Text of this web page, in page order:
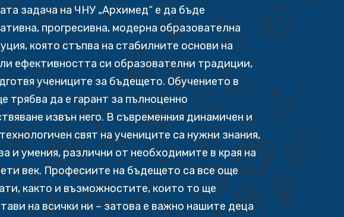
задача на ЧНУ „Архимед“ е да бъде
прогресивна, модерна образователна
която стъпва на стабилните основи на
ефективността си образователни традиции,
учениците за бъдещето. Обучението в
трябва да е гарант за пълноценно
извън него. В съвременния динамичен и
свят на учениците са нужни знания,
и умения, различни от необходимите в края на
век. Професиите на бъдещето са все още
както и възможностите, които то ще
на всички ни – затова е важно нашите деца